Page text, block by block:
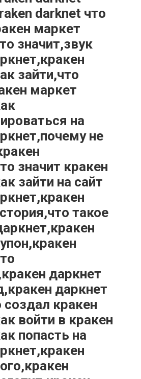
darknet что
маркет
значит,звук
зайти,что
маркет
на
не
значит кракен
зайти на сайт
такое
даркнет
даркнет
создал кракен
войти в кракен
попасть на